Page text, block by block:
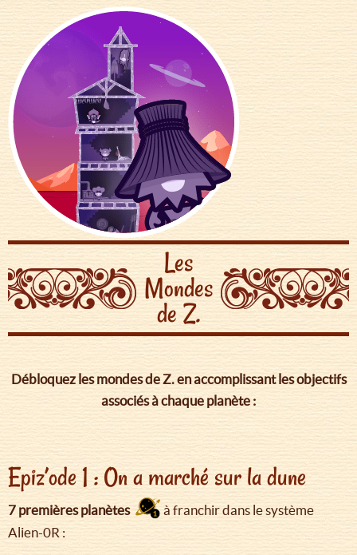
Les
Mondes
de Z.
Débloquez les mondes de Z. en accomplissant les objectifs
associés à chaque planète :
Epiz’ode 1 : On a marché sur la dune
7 premières planètes
à franchir dans le système
Alien-0R :